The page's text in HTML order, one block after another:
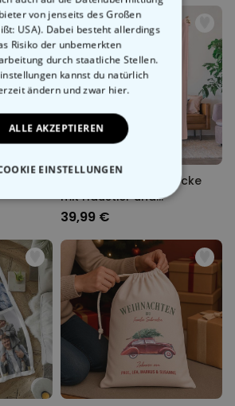
Personalisierbare Decke
mit Haustier und
Hintergrund
39,99 €
von jenseits des Großen
USA). Dabei besteht allerdings
Risiko der unbemerkten
durch staatliche Stellen.
kannst du natürlich
ändern und zwar hier.
ALLE AKZEPTIEREN
EINSTELLUNGEN
SONSTIGE